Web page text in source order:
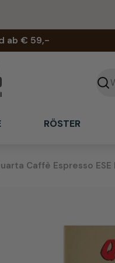
ab € 59,-
RÖSTER
Caffè Espresso ESE